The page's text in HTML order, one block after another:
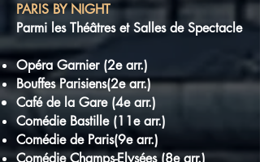
PARIS BY NIGHT
Parmi les Théâtres et Salles de Spectacle
Opéra Garnier (2e arr.)
Bouffes Parisiens(2e arr.)
Café de la Gare (4e arr.)
Comédie Bastille (11e arr.)
Comédie de Paris(9e arr.)
Comédie Champs-Elysées (8e arr.)